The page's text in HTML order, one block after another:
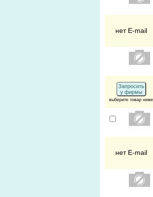
нет E-mail
Запросить
у фирмы
выберите товар ниже
нет E-mail